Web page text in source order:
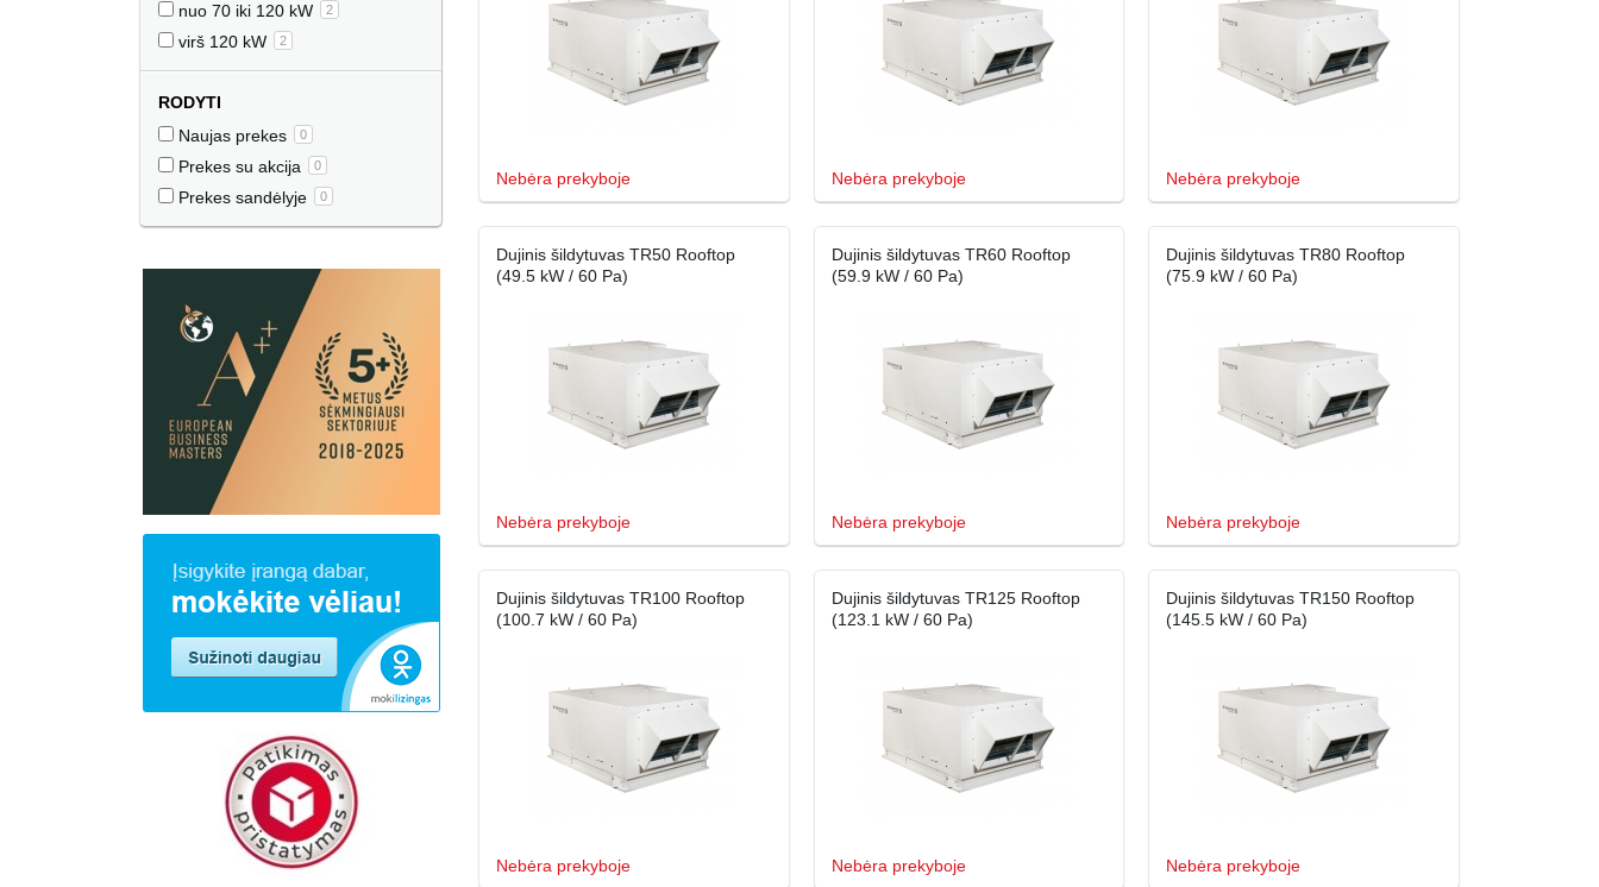
nuo 70 iki 120 kW 2
virš 120 kW 2
RODYTI
Naujas prekes
0
Prekes su akcija 0
Prekes sandėlyje 0
Nebėra prekyboje Nebėra prekyboje Nebėra prekyboje
Dujinis šildytuvas TR50 Rooftop
(49.5 kW / 60 Pa)
Nebėra prekyboje
Dujinis šildytuvas TR60 Rooftop
(59.9 kW / 60 Pa)
Nebėra prekyboje
Dujinis šildytuvas TR80 Rooftop
(75.9 kW / 60 Pa)
Nebėra prekyboje
Dujinis šildytuvas TR100 Rooftop
(100.7 kW / 60 Pa)
Nebėra prekyboje
Dujinis šildytuvas TR125 Rooftop
(123.1 kW / 60 Pa)
Nebėra prekyboje
Dujinis šildytuvas TR150 Rooftop
(145.5 kW / 60 Pa)
Nebėra prekyboje